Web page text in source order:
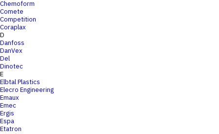
Chemoform
Comete
Competition
Coraplax
D
Danfoss
DanVex
Del
Dinotec
E
Elbtal Plastics
Elecro Engineering
Emaux
Emec
Ergis
Espa
Etatron